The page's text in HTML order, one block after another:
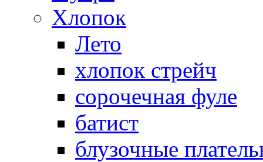
Хлопок
Лето
хлопок стрейч
cорочечная фуле
батист
блузочные